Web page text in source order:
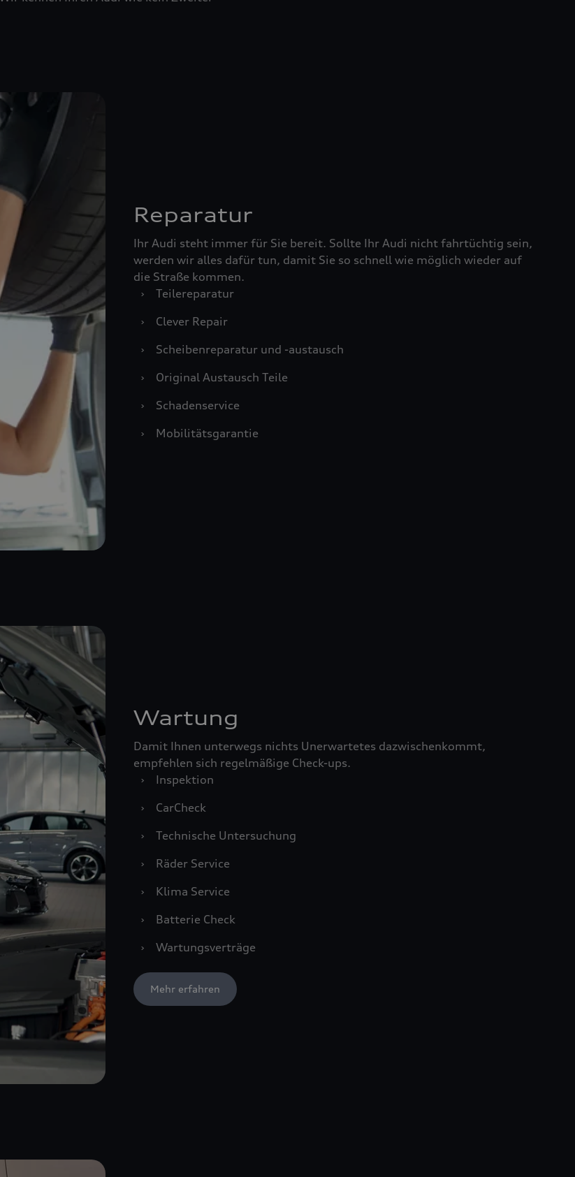
Reparatur
Ihr Audi steht immer für Sie bereit. Sollte Ihr Audi nicht fahrtüchtig sein,
werden wir alles dafür tun, damit Sie so schnell wie möglich wieder auf
die Straße kommen.
›
Teilereparatur
›
Clever Repair
›
Scheibenreparatur und -austausch
›
Original Austausch Teile
›
Schadenservice
›
Mobilitätsgarantie
Wartung
Damit Ihnen unterwegs nichts Unerwartetes dazwischenkommt,
empfehlen sich regelmäßige Check-ups.
›
Inspektion
›
CarCheck
›
Technische Untersuchung
›
Räder Service
›
Klima Service
›
Batterie Check
›
Wartungsverträge
Mehr erfahren